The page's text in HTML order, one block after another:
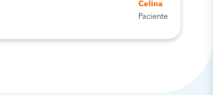
Celina
Paciente